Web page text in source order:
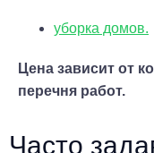
уборка домов.
Цена зависит от
перечня работ.
Часто